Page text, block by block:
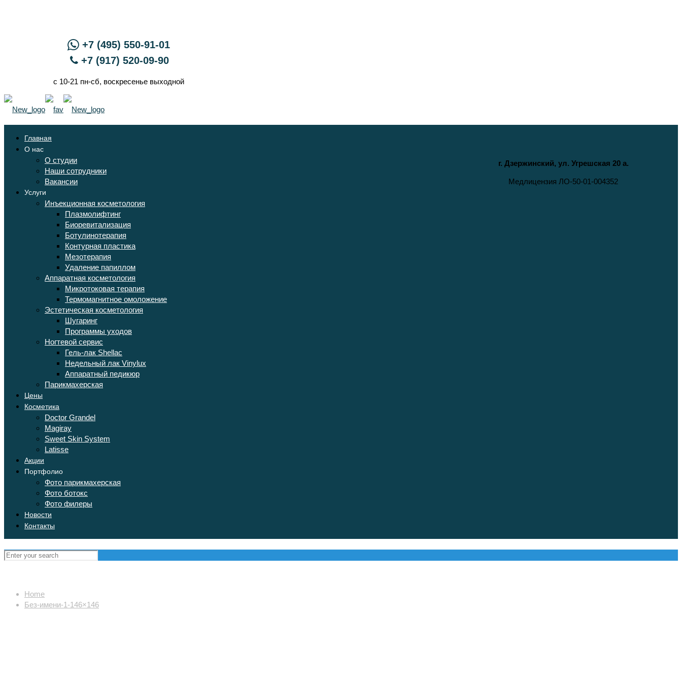
+7 (495) 550-91-01
+7 (917) 520-09-90
с 10-21 пн-сб, воскресенье выходной
г. Дзержинский, ул. Угрешская 20 а.
Медлицензия ЛО-50-01-004352
Главная
О нас
О студии
Наши сотрудники
Вакансии
Услуги
Инъекционная косметология
Плазмолифтинг
Биоревитализация
Ботулинотерапия
Контурная пластика
Мезотерапия
Удаление папиллом
Аппаратная косметология
Микротоковая терапия
Термомагнитное омоложение
Эстетическая косметология
Шугаринг
Программы уходов
Ногтевой сервис
Гель-лак Shellac
Недельный лак Vinylux
Аппаратный педикюр
Парикмахерская
Цены
Косметика
Doctor Grandel
Magiray
Sweet Skin System
Latisse
Акции
Портфолио
Фото парикмахерская
Фото ботокс
Фото филеры
Новости
Контакты
Home
Без-имени-1-146×146